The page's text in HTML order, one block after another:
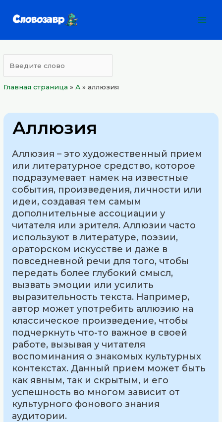
Главная страница »А »аллюзия
Аллюзия
Аллюзия – это художественный прием
или литературное средство, которое
подразумевает намек на известные
события, произведения, личности или
идеи, создавая тем самым
дополнительные ассоциации у
читателя или зрителя. Аллюзии часто
используют в литературе, поэзии,
ораторском искусстве и даже в
повседневной речи для того, чтобы
передать более глубокий смысл,
вызвать эмоции или усилить
выразительность текста. Например,
автор может употребить аллюзию на
классическое произведение, чтобы
подчеркнуть что-то важное в своей
работе, вызывая у читателя
воспоминания о знакомых культурных
контекстах. Данный прием может быть
как явным, так и скрытым, и его
успешность во многом зависит от
культурного фонового знания
аудитории.